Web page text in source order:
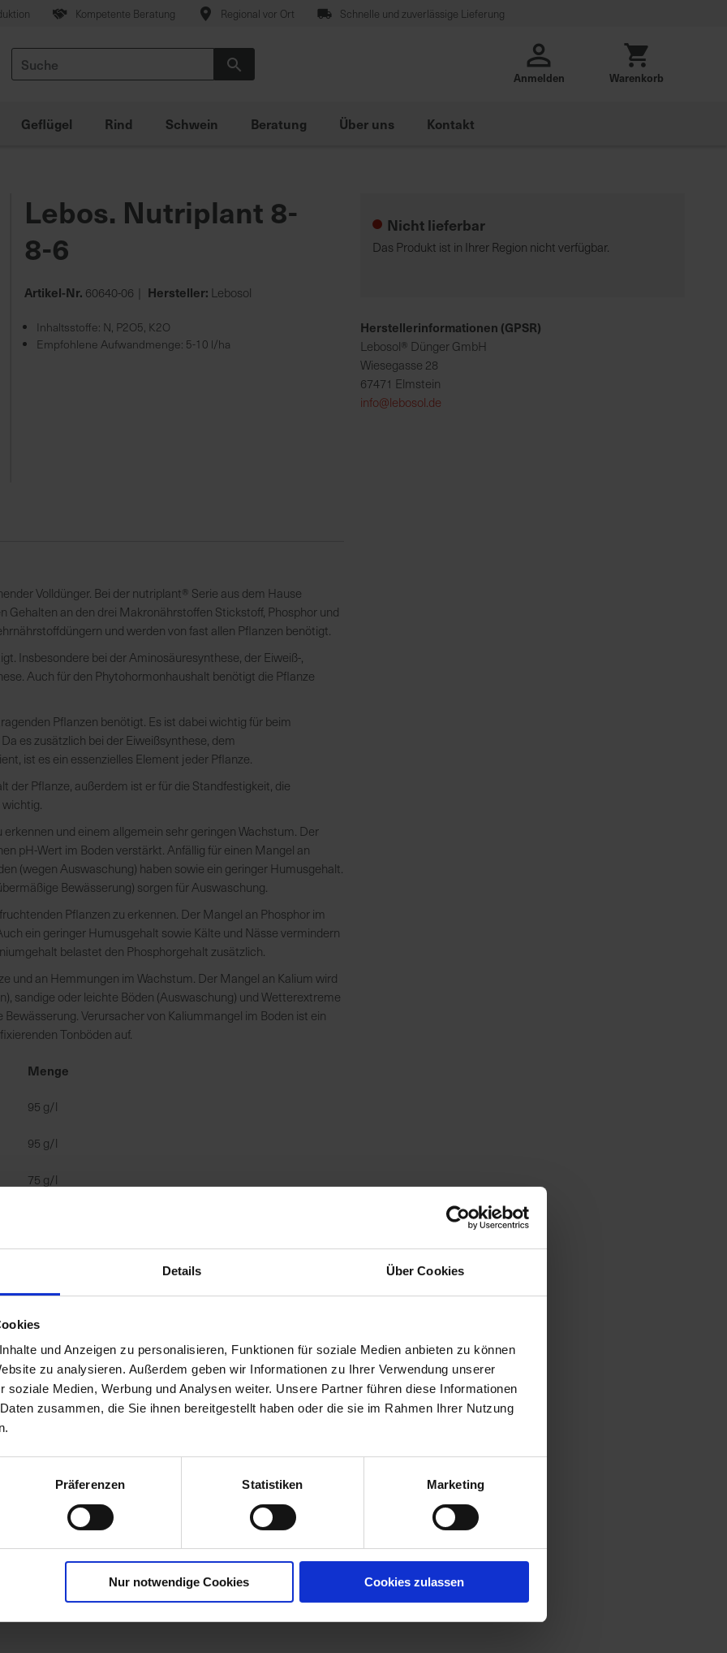
Details Über Cookies
und Anzeigen zu personalisieren, Funktionen für soziale Medien anbieten zu können
zu analysieren. Außerdem geben wir Informationen zu Ihrer Verwendung unserer
soziale Medien, Werbung und Analysen weiter. Unsere Partner führen diese Informationen
zusammen, die Sie ihnen bereitgestellt haben oder die sie im Rahmen Ihrer Nutzung
Präferenzen Statistiken Marketing
Nur notwendige Cookies Cookies zulassen
Kompetente Beratung Regional vor Ort Schnelle und zuverlässige Lieferung
Suche
Anmelden Warenkorb
Geflügel Rind Schwein Beratung Über uns Kontakt
Lebos. Nutriplant 8-
8-6
Artikel-Nr. 60640-06 Hersteller: Lebosol
Inhaltsstoffe: N, P2O5, K2O
Empfohlene Aufwandmenge: 5-10 l/ha
Volldünger. Bei der nutriplant® Serie aus dem Hause
an den drei Makronährstoffen Stickstoff, Phosphor und
und werden von fast allen Pflanzen benötigt.
Insbesondere bei der Aminosäuresynthese, der Eiweiß-,
Auch für den Phytohormonhaushalt benötigt die Pflanze
Pflanzen benötigt. Es ist dabei wichtig für beim
es zusätzlich bei der Eiweißsynthese, dem
ist es ein essenzielles Element jeder Pflanze.
der Pflanze, außerdem ist er für die Standfestigkeit, die
und einem allgemein sehr geringen Wachstum. Der
pH-Wert im Boden verstärkt. Anfällig für einen Mangel an
(wegen Auswaschung) haben sowie ein geringer Humusgehalt.
Bewässerung) sorgen für Auswaschung.
Pflanzen zu erkennen. Der Mangel an Phosphor im
ein geringer Humusgehalt sowie Kälte und Nässe vermindern
belastet den Phosphorgehalt zusätzlich.
und an Hemmungen im Wachstum. Der Mangel an Kalium wird
sandige oder leichte Böden (Auswaschung) und Wetterextreme
Verursacher von Kaliummangel im Boden ist ein
Tonböden auf.
Menge
95 g/l
95 g/l
75 g/l
(* als Chelat von EDTA)
16.pdf
04-24.pdf
Anwendungsgruppe Dünger
Nicht lieferbar
Das Produkt ist in Ihrer Region nicht verfügbar.
Herstellerinformationen (GPSR)
Lebosol® Dünger GmbH
Wiesegasse 28
67471 Elmstein
info@lebosol.de